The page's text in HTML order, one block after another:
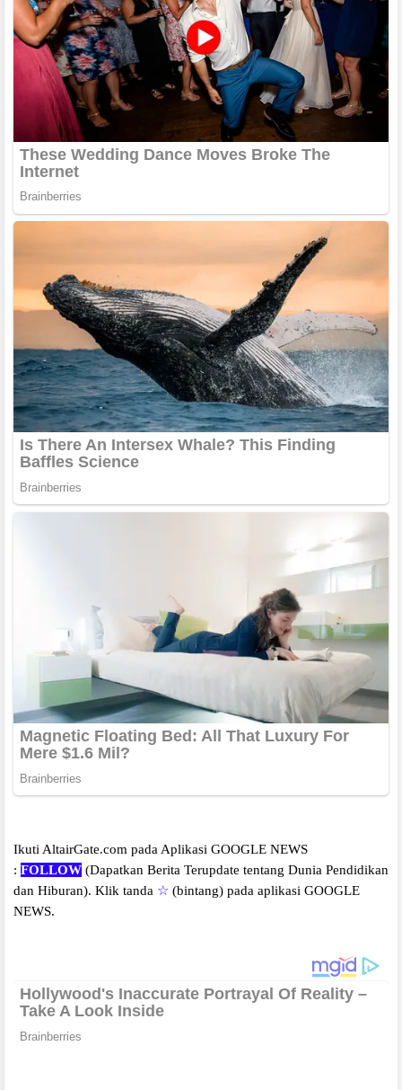
Ikuti AltairGate.com pada Aplikasi GOOGLE NEWS
: FOLLOW (Dapatkan Berita Terupdate tentang Dunia Pendidikan
dan Hiburan). Klik tanda ☆ (bintang) pada aplikasi GOOGLE
NEWS.